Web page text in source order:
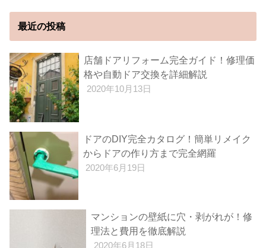
最近の投稿
店舗ドアリフォーム完全ガイド！修理価
格や自動ドア交換を詳細解説
2020年10月13日
ドアのDIY完全カタログ！簡単リメイク
からドアの作り方まで完全網羅
2020年6月19日
マンションの壁紙に穴・剥がれが！修
理法と費用を徹底解説
2020年6月18日